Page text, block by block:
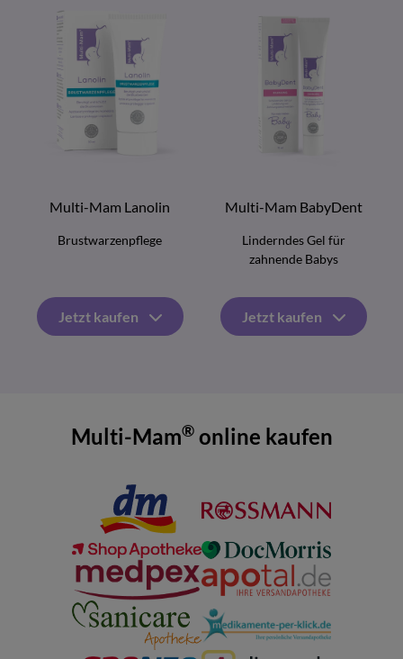
Multi-Mam Lanolin
Brustwarzenpflege
Jetzt kaufen
Multi-Mam BabyDent
Linderndes Gel für
zahnende Babys
Jetzt kaufen
Multi-Mam®online kaufen